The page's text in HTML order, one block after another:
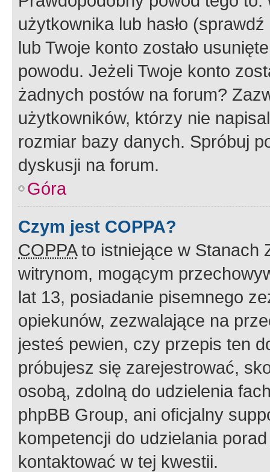
użytkownika lub hasło
lub Twoje konto zostało
powodu. Jeżeli Twoje konto
żadnych postów na forum?
użytkowników, którzy nie
rozmiar bazy danych. Spróbuj
dyskusji na forum.
Góra
Czym jest COPPA?
COPPAto istniejące w Stanach
witrynom, mogącym
lat 13, posiadanie pisemnego
opiekunów, zezwalające na
jesteś pewien, czy przepis ten
próbujesz się zarejestrować,
osobą, zdolną do udzielenia
phpBB Group, ani oficjalny
kompetencji do udzielania
kontaktować w tej kwestii.